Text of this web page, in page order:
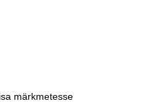
märkmetesse